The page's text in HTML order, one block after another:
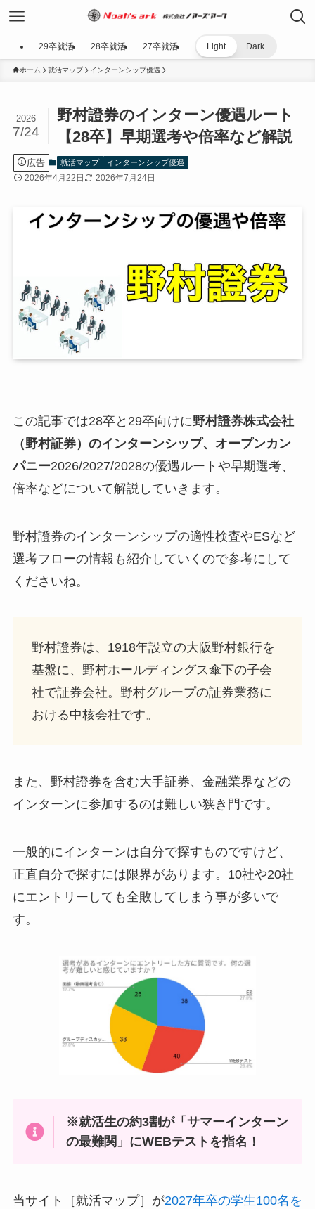
29卒就活 28卒就活 27卒就活 Light Dark
ホーム 就活マップ インターンシップ優遇
野村證券のインターン優遇ルート
【28卒】早期選考や倍率など解説
2026
7/24
広告 就活マップ インターンシップ優遇
2026年4月22日 2026年7月24日
この記事では28卒と29卒向けに野村證券株式会社
（野村証券）のインターンシップ、オープンカン
パニー2026/2027/2028の優遇ルートや早期選考、
倍率などについて解説していきます。
野村證券のインターンシップの適性検査やESなど
選考フローの情報も紹介していくので参考にして
くださいね。
野村證券は、1918年設立の大阪野村銀行を
基盤に、野村ホールディングス傘下の子会
社で証券会社。野村グループの証券業務に
おける中核会社です。
また、野村證券を含む大手証券、金融業界などの
インターンに参加するのは難しい狭き門です。
一般的にインターンは自分で探すものですけど、
正直自分で探すには限界があります。10社や20社
にエントリーしても全敗してしまう事が多いで
す。
※就活生の約3割が「サマーインターン
の最難関」にWEBテストを指名！
当サイト［就活マップ］が2027年卒の学生100名を